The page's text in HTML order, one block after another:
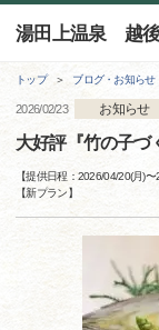
湯田上温泉 越
トップ ブログ・お知らせ
2026/02/23 お知らせ
大好評『竹の子づ
【提供日程：2026/04/20(月)〜
【新プラン】